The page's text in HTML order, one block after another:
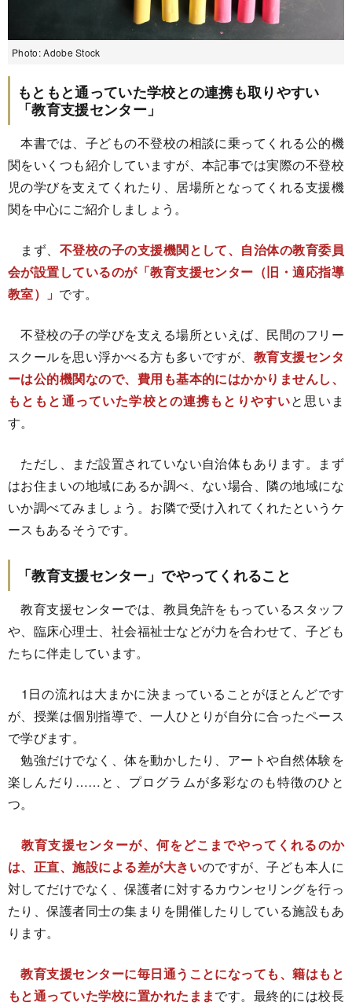
Photo: Adobe Stock
もともと通っていた学校との連携も取りやすい
「教育支援センター」
本書では、子どもの不登校の相談に乗ってくれる公的機
関をいくつも紹介していますが、本記事では実際の不登校
児の学びを支えてくれたり、居場所となってくれる支援機
関を中心にご紹介しましょう。
まず、 不登校の子の支援機関として、自治体の教育委員
会が設置しているのが「教育支援センター（旧・適応指導
教室）」 です。
不登校の子の学びを支える場所といえば、民間のフリー
スクールを思い浮かべる方も多いですが、 教育支援センタ
ーは公的機関なので、費用も基本的にはかかりませんし、
もともと通っていた学校との連携もとりやすいと思いま
す。
ただし、まだ設置されていない自治体もあります。まず
はお住まいの地域にあるか調べ、ない場合、隣の地域にな
いか調べてみましょう。お隣で受け入れてくれたというケ
ースもあるそうです。
「教育支援センター」でやってくれること
教育支援センターでは、教員免許をもっているスタッフ
や、臨床心理士、社会福祉士などが力を合わせて、子ども
たちに伴走しています。
1日の流れは大まかに決まっていることがほとんどです
が、授業は個別指導で、一人ひとりが自分に合ったペース
で学びます。
勉強だけでなく、体を動かしたり、アートや自然体験を
楽しんだり……と、プログラムが多彩なのも特徴のひと
つ。
教育支援センターが、何をどこまでやってくれるのか
は、正直、施設による差が大きいのですが、子ども本人に
対してだけでなく、保護者に対するカウンセリングを行っ
たり、保護者同士の集まりを開催したりしている施設もあ
ります。
教育支援センターに毎日通うことになっても、籍はもと
もと通っていた学校に置かれたままです。最終的には校長